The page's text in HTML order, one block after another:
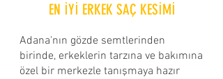
EN İYİ ERKEK SAÇ KESİMİ
Adana'nın gözde semtlerinden
birinde, erkeklerin tarzına ve bakımına
özel bir merkezle tanışmaya hazır